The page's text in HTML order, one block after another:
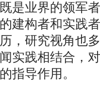
是业界的领军
建构者和实践
，研究视角也
实践相结合，
指导作用。